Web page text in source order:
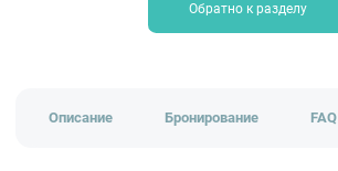
Обратно к разделу
Описание Бронирование FAQ